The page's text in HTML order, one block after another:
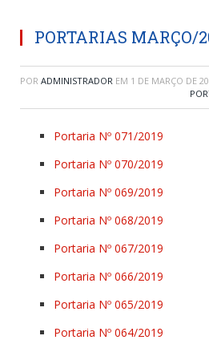
PORTARIAS MARÇO/
POR ADMINISTRADOR EM 1 DE MARÇO DE
Portaria Nº 071/2019
Portaria Nº 070/2019
Portaria Nº 069/2019
Portaria Nº 068/2019
Portaria Nº 067/2019
Portaria Nº 066/2019
Portaria Nº 065/2019
Portaria Nº 064/2019